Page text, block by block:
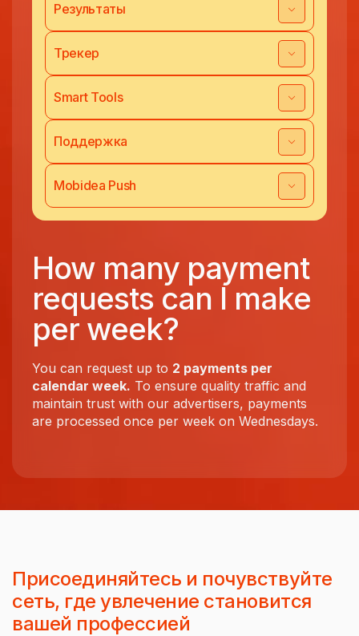
Результаты
Трекер
Smart Tools
Поддержка
Mobidea Push
How many payment
requests can I make
per week?
You can request up to 2 payments per
calendar week. To ensure quality traffic and
maintain trust with our advertisers, payments
are processed once per week on Wednesdays.
Присоединяйтесь и почувствуйте
сеть, где увлечение становится
вашей профессией